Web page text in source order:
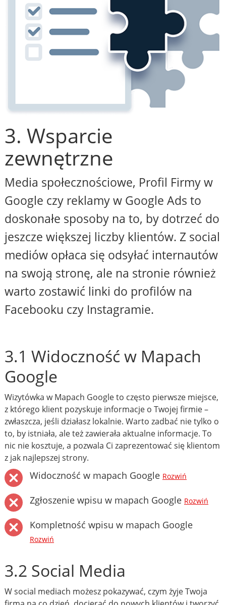
3. Wsparcie
zewnętrzne
Media społecznościowe, Profil Firmy w
Google czy reklamy w Google Ads to
doskonałe sposoby na to, by dotrzeć do
jeszcze większej liczby klientów. Z social
mediów opłaca się odsyłać internautów
na swoją stronę, ale na stronie również
warto zostawić linki do profilów na
Facebooku czy Instagramie.
3.1 Widoczność w Mapach
Google
Wizytówka w Mapach Google to często pierwsze miejsce,
z którego klient pozyskuje informacje o Twojej firmie –
zwłaszcza, jeśli działasz lokalnie. Warto zadbać nie tylko o
to, by istniała, ale też zawierała aktualne informacje. To
nic nie kosztuje, a pozwala Ci zaprezentować się klientom
z jak najlepszej strony.
Widoczność w mapach Google Rozwiń
Zgłoszenie wpisu w mapach Google Rozwiń
Kompletność wpisu w mapach Google
Rozwiń
3.2 Social Media
W social mediach możesz pokazywać, czym żyje Twoja